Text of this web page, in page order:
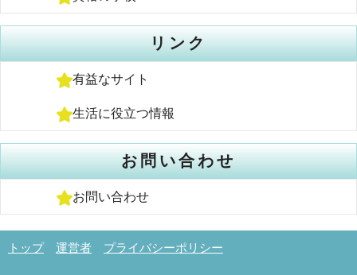
リンク
有益なサイト
生活に役立つ情報
お問い合わせ
お問い合わせ
トップ 運営者 プライバシーポリシー